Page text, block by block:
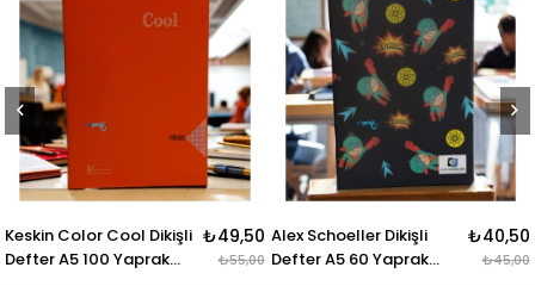
Cool Dikişli
100 Yaprak
₺49,50
₺55,00
Alex Schoeller Dikişli
Defter A5 60 Yaprak
₺40,50
₺45,00
Gıpta
Defter